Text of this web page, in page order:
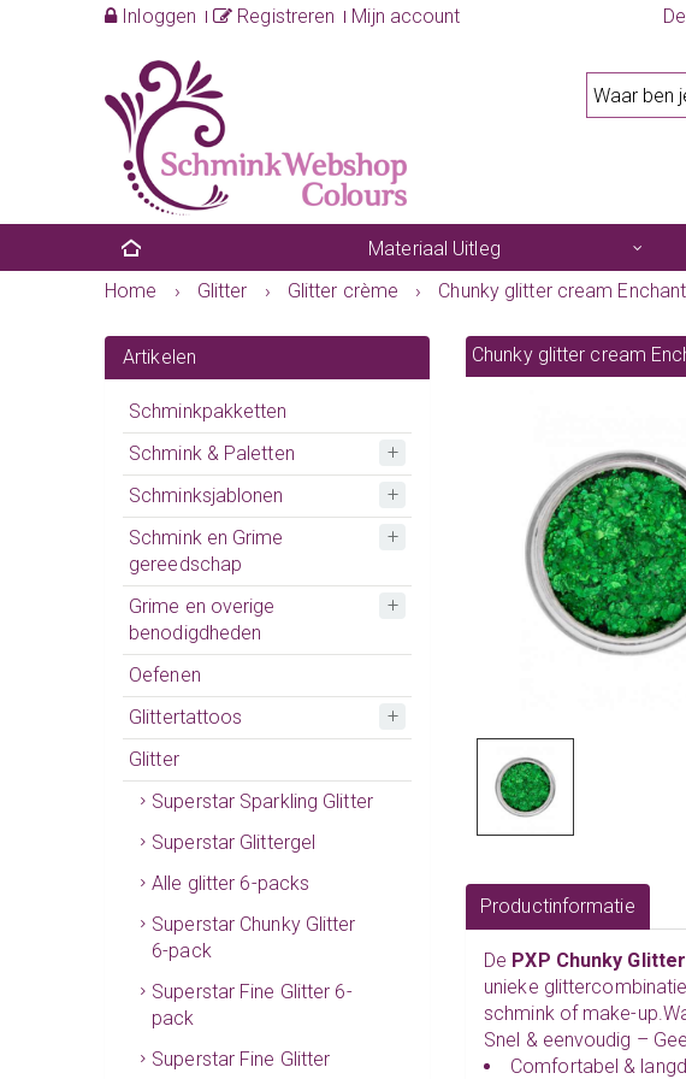
Inloggen Registreren Mijn account
Materiaal Uitleg
Home
› Glitter › Glitter crème › Chunky glitter cream
Artikelen
Schminkpakketten
Schmink & Paletten
Schminksjablonen
Schmink en Grime
gereedschap
Grime en overige
benodigdheden
Oefenen
Glittertattoos
Glitter
Superstar Sparkling Glitter
Superstar Glittergel
Alle glitter 6-packs
Superstar Chunky Glitter
6-pack
Superstar Fine Glitter 6-
pack
Superstar Fine Glitter
Chunky glitter cream
Productinformatie
De PXP Chunky
unieke
schmink of make-
Snel & eenvoudig –
Comfortabel &